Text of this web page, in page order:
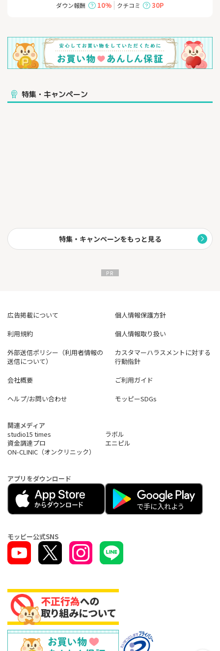
災害時（停電）に頼りになる存在です。
・日本仕様の100V
・安全認証済み
・二年間製品保証
・無料配送
◆使用シーン◆
・キャンプ、夜釣りなどのアウトドアに活用
ダウン報酬 10% クチコミ 30P
特集・キャンペーン
特集・キャンペーンをもっと見る
広告掲載について
個人情報保護方針
利用規約
個人情報取り扱い
外部送信ポリシー（利用者情報の
送信について）
カスタマーハラスメントに対する
行動指針
会社概要
ご利用ガイド
ヘルプ/お問い合わせ
モッピーSDGs
関連メディア
studio15 times
ラボル
資金調達プロ
エニピル
ON-CLINIC（オンクリニック）
アプリをダウンロード
モッピー公式SNS